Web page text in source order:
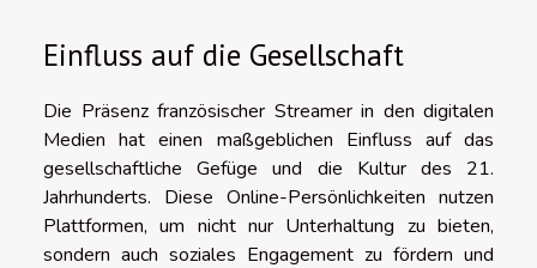
Einfluss auf die Gesellschaft
Die Präsenz französischer Streamer in den digitalen
Medien hat einen maßgeblichen Einfluss auf das
gesellschaftliche Gefüge und die Kultur des 21.
Jahrhunderts. Diese Online-Persönlichkeiten nutzen
Plattformen, um nicht nur Unterhaltung zu bieten,
sondern auch soziales Engagement zu fördern und